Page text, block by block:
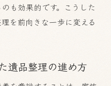
も効果的です。こうした
を前向きな一歩に変える
遺品整理の進め方